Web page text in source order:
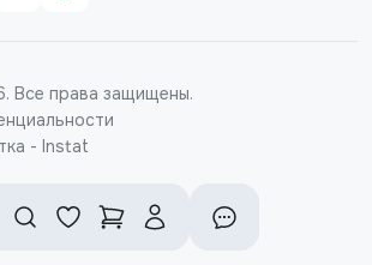
Все права защищены.
- Instat